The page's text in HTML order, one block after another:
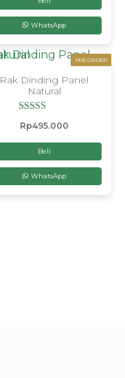
WhatsApp
PRE ORDER
Rak Dinding Panel
Natural
5.00
Rp495.000
Beli
WhatsApp